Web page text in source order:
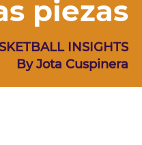
piezas
INSIGHTS
By Jota Cuspinera